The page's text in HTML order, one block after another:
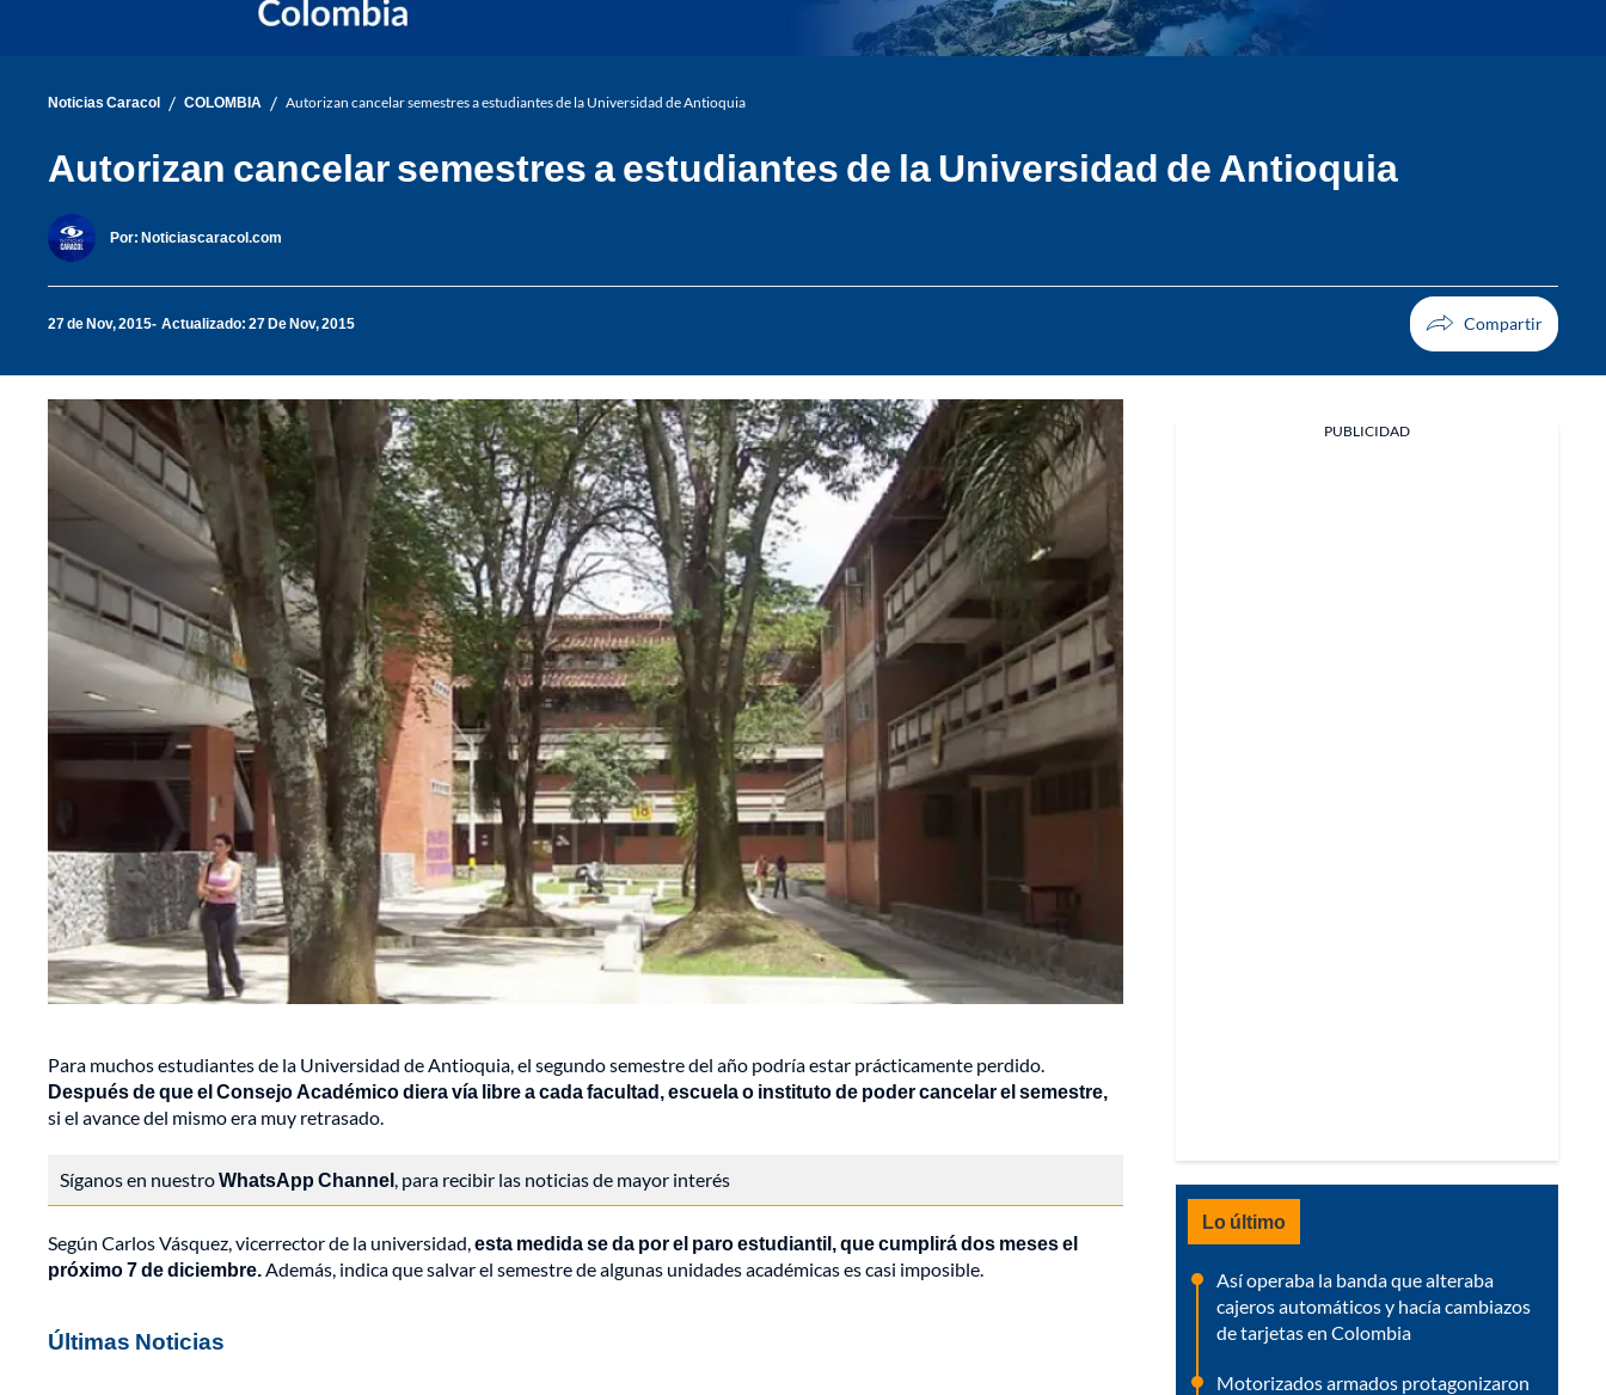
Noticias Caracol / COLOMBIA / Autorizan cancelar semestres a estudiantes de la Universidad de Antioquia
Autorizan cancelar semestres a estudiantes de la Universidad de Antioquia
Por: Noticiascaracol.com
27 de Nov, 2015 Actualizado: 27 De Nov, 2015
Para muchos estudiantes de la Universidad de Antioquia, el segundo semestre del año podría estar prácticamente perdido.
Después de que el Consejo Académico diera vía libre a cada facultad, escuela o instituto de poder cancelar el semestre,
si el avance del mismo era muy retrasado.
Síganos en nuestroWhatsApp Channel, para recibir las noticias de mayor interés
Según Carlos Vásquez, vicerrector de la universidad,esta medida se da por el paro estudiantil, que cumplirá dos meses el
próximo 7 de diciembre.Además, indica que salvar el semestre de algunas unidades académicas es casi imposible.
Últimas Noticias
PUBLICIDAD
Lo último
Así operaba la banda que alteraba
cajeros automáticos y hacía cambiazos
de tarjetas en Colombia
Motorizados armados protagonizaron